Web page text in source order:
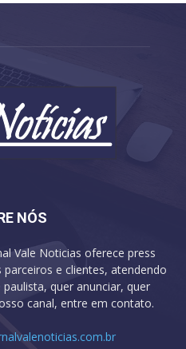
NÓS
Vale Noticias oferece press
e clientes, atendendo
quer anunciar, quer
canal, entre em contato.